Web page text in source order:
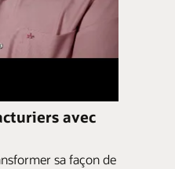
avec
sa façon de